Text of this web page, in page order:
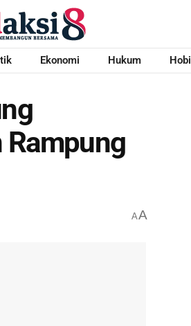
Ekonomi Hukum Hobi
Rampung
AA